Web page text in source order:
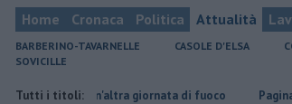
Home Cronaca Politica Attualità
BARBERINO-TAVARNELLE CASOLE D'ELSA
SOVICILLE
Tutti i titoli:
boschi, un'altra giornata di fuoco Pagina